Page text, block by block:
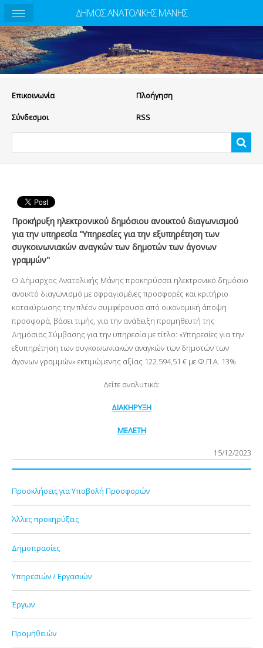
Eπικοινωνία Πλοήγηση
Σύνδεσμοι RSS
Προκήρυξη ηλεκτρονικού δημόσιου ανοικτού διαγωνισμού
για την υπηρεσία "Υπηρεσίες για την εξυπηρέτηση των
συγκοινωνιακών αναγκών των δημοτών των άγονων
γραμμών"
Ο Δήμαρχος Ανατολικής Μάνης προκηρύσσει ηλεκτρονικό δημόσιο
ανοικτό διαγωνισμό με σφραγισμένες προσφορές και κριτήριο
κατακύρωσης την πλέον συμφέρουσα από οικονομική άποψη
προσφορά, βάσει τιμής, για την ανάδειξη προμηθευτή της
Δημόσιας Σύμβασης για την υπηρεσία με τίτλο: «Υπηρεσίες για την
εξυπηρέτηση των συγκοινωνιακών αναγκών των δημοτών των
άγονων γραμμών» εκτιμώμενης αξίας 122.594,51 € με Φ.Π.Α. 13%.
Δείτε αναλυτικά:
ΔΙΑΚΗΡΥΞΗ
ΜΕΛΕΤΗ
15/12/2023
Προσκλήσεις για Υποβολή Προσφορών
Άλλες προκηρύξεις
Δημοπρασίες
Υπηρεσιών / Εργασιών
Έργων
Προμηθειών
ΔΗΜΟΣ ΑΝΑΤΟΛΙΚΗΣ ΜΑΝΗΣ